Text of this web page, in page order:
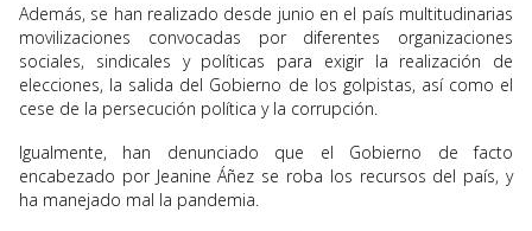
Además, se han realizado desde junio en el país multitudinarias
movilizaciones convocadas por diferentes organizaciones
sociales, sindicales y políticas para exigir la realización de
elecciones, la salida del Gobierno de los golpistas, así como el
cese de la persecución política y la corrupción.
Igualmente, han denunciado que el Gobierno de facto
encabezado por Jeanine Áñez se roba los recursos del país, y
ha manejado mal la pandemia.